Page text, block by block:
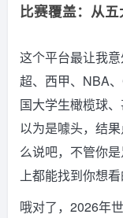
比赛覆盖：从
这个平台最让我
超、西甲、NBA
国大学生橄榄球
以为是噱头，结
么说吧，不管你
上都能找到你想看
哦对了，2026年